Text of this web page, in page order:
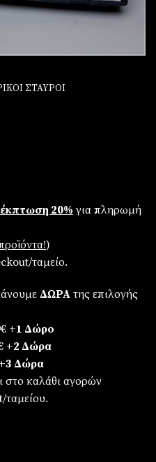
ΣΤΑΥΡΟΊ
20% για πληρωμή
)
ταμείο.
ΔΩΡΑ της επιλογής
+1 Δώρο
+2 Δώρα
+3 Δώρα
στο καλάθι αγορών
ταμείου.